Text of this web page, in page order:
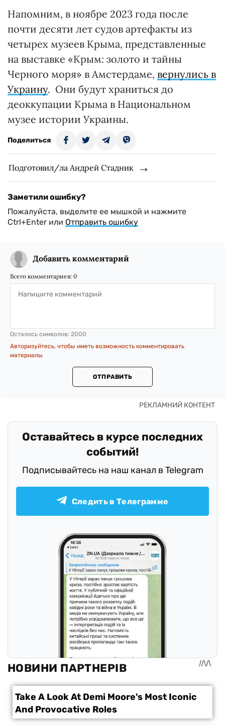
Напомним, в ноябре 2023 года после
почти десяти лет судов артефакты из
четырех музеев Крыма, представленные
на выставке «Крым: золото и тайны
Черного моря» в Амстердаме, вернулись в
Украину. Они будут храниться до
деоккупации Крыма в Национальном
музее истории Украины.
Поделиться
Подготовил/ла Андрей Стадник
Заметили ошибку?
Пожалуйста, выделите ее мышкой и нажмите
Ctrl+Enter или Отправить ошибку
Добавить комментарий
Всего комментариев: 0
Осталось символов: 2000
Авторизуйтесь, чтобы иметь возможность комментировать
материалы
ОТПРАВИТЬ
Оставайтесь в курсе последних
событий!
Подписывайтесь на наш канал в Telegram
Следить в Телеграмме